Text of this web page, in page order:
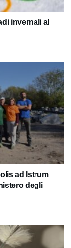
invernali al
ad Istrum
degli